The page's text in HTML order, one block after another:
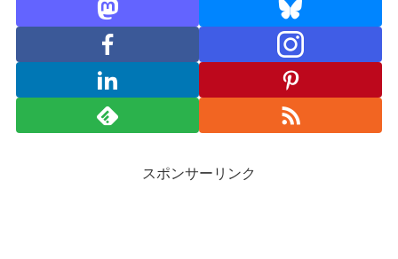
スポンサーリンク